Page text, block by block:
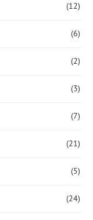
(12)
(6)
(2)
(3)
(7)
(21)
(5)
(24)